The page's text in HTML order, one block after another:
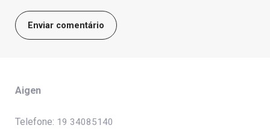
Aigen
Telefone: 19 34085140